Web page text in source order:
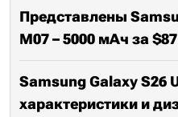
Представлены
M07 – 5000 мАч за $87
Samsung Galaxy S26
характеристики и